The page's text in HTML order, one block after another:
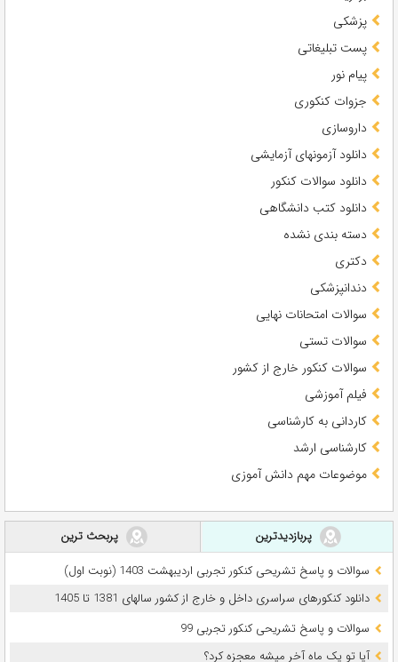
پزشکی
پست تبلیغاتی
پیام نور
جزوات کنکوری
داروسازی
دانلود آزمونهای آزمایشی
دانلود سوالات کنکور
دانلود کتب دانشگاهی
دسته بندی نشده
دکتری
دندانپزشکی
سوالات امتحانات نهایی
سوالات تستی
سوالات کنکور خارج از کشور
فیلم آموزشی
کاردانی به کارشناسی
کارشناسی ارشد
موضوعات مهم دانش آموزی
پربازدیدترین
پربحث ترین
سوالات و پاسخ تشریحی کنکور تجربی اردیبهشت 1403 (نوبت اول)
دانلود کنکورهای سراسری داخل و خارج از کشور سالهای 1381 تا 1405
سوالات و پاسخ تشریحی کنکور تجربی 99
آیا تو یک ماه آخر میشه معجزه کرد؟